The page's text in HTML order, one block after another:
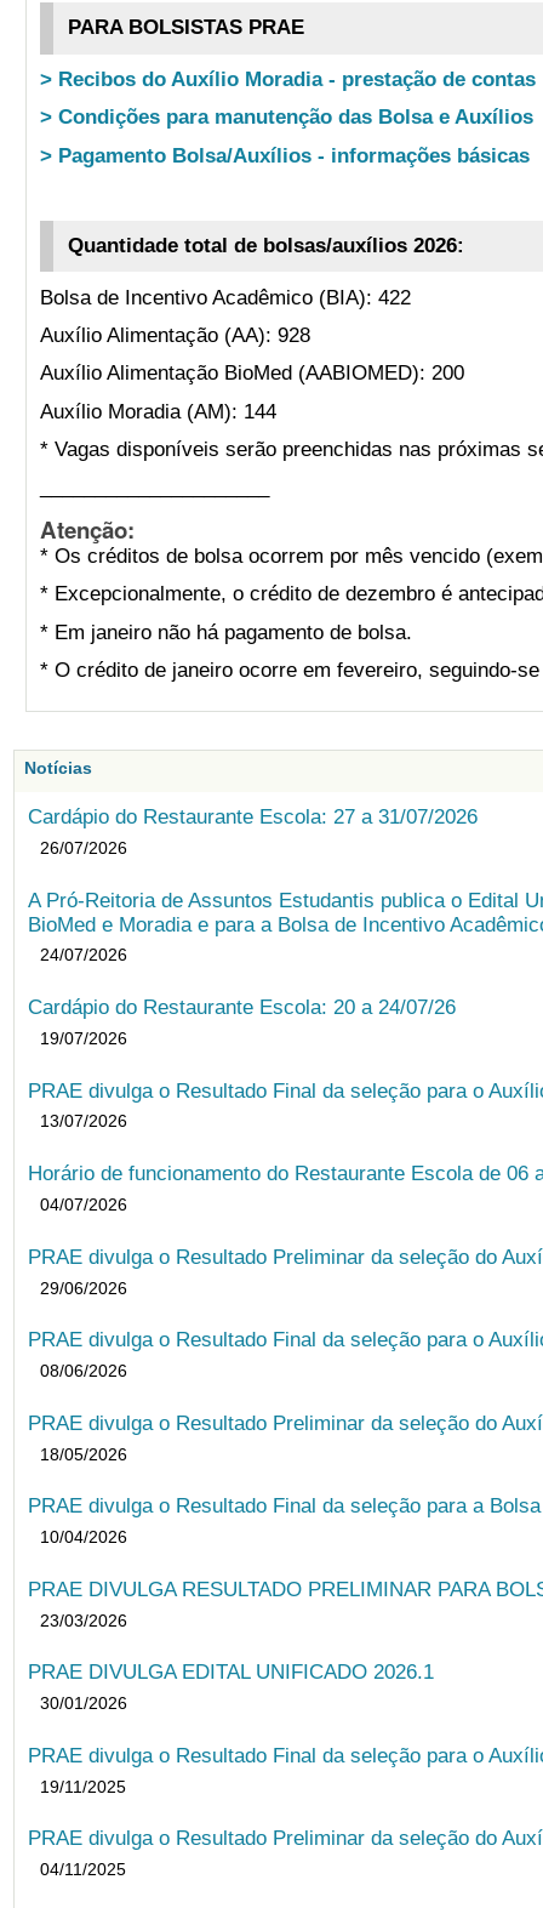
PARA BOLSISTAS PRAE
> Recibos do Auxílio Moradia - prestação de contas
> Condições para manutenção das Bolsa e Auxílios
> Pagamento Bolsa/Auxílios - informações básicas
Quantidade total de bolsas/auxílios 2026:
Bolsa de Incentivo Acadêmico (BIA): 422
Auxílio Alimentação (AA): 928
Auxílio Alimentação BioMed (AABIOMED): 200
Auxílio Moradia (AM): 144
* Vagas disponíveis serão preenchidas nas próximas
Atenção:
* Os créditos de bolsa ocorrem por mês vencido
* Excepcionalmente, o crédito de dezembro é
* Em janeiro não há pagamento de bolsa.
* O crédito de janeiro ocorre em fevereiro, seguindo-
Notícias
Cardápio do Restaurante Escola: 27 a 31/07/2026
26/07/2026
A Pró-Reitoria de Assuntos Estudantis publica o Edital
BioMed e Moradia e para a Bolsa de Incentivo
24/07/2026
Cardápio do Restaurante Escola: 20 a 24/07/26
19/07/2026
PRAE divulga o Resultado Final da seleção para o
13/07/2026
Horário de funcionamento do Restaurante Escola de 06
04/07/2026
PRAE divulga o Resultado Preliminar da seleção do
29/06/2026
PRAE divulga o Resultado Final da seleção para o
08/06/2026
PRAE divulga o Resultado Preliminar da seleção do
18/05/2026
PRAE divulga o Resultado Final da seleção para a
10/04/2026
PRAE DIVULGA RESULTADO PRELIMINAR PARA
23/03/2026
PRAE DIVULGA EDITAL UNIFICADO 2026.1
30/01/2026
PRAE divulga o Resultado Final da seleção para o
19/11/2025
PRAE divulga o Resultado Preliminar da seleção do
04/11/2025